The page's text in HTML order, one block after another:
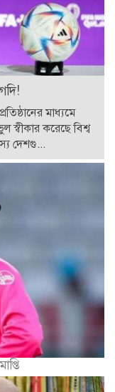
মাধ্যমে
স্বীকার করেছে বিশ্ব
দেশগু...